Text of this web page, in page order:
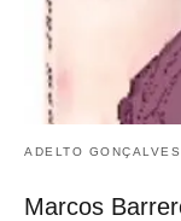
ADELTO GONÇALVES
Marcos